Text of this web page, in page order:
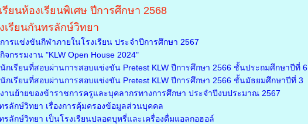
ยนห้องเรียนพิเศษ ปีการศึกษา 2568
เรียนกันทรลักษ์วิทยา
ารแข่งขันกีฬาภายในโรงเรียน ประจำปีการศึกษา 2567
จกรรมงาน "KLW Open House 2024"
กเรียนที่สอบผ่านการสอบแข่งขัน Pretest KLW ปีการศึกษา 2566 ชั้นประถมศึกษาปีที่ 6
กเรียนที่สอบผ่านการสอบแข่งขัน Pretest KLW ปีการศึกษา 2566 ชั้นมัธยมศึกษาปีที่ 3
นย้ายของข้าราชการครูและบุคลากรทางการศึกษา ประจำปีงบประมาณ 2567
รลักษ์วิทยา เรื่องการคุ้มครองข้อมูลส่วนบุคคล
รลักษ์วิทยา เป็นโรงเรียนปลอดบุหรี่และเครื่องดื่มแอลกอฮอล์